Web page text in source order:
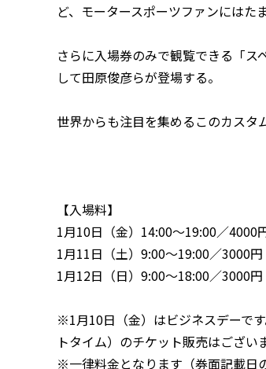
ど、モータースポーツファンにはた
さらに入場券のみで観覧できる「
して田原俊彦らが登場する。
世界からも注目を集めるこのカスタ
【入場料】
1月10日（金）14:00〜19:00／4000
1月11日（土）9:00〜19:00／3000円
1月12日（日）9:00〜18:00／3000円
※1月10日（金）はビジネスデーで
トタイム）のチケット販売はござい
※一律料金となります（券面記載日